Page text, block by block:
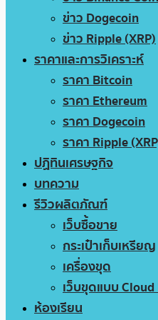
ข่าว Dogecoin
ข่าว Ripple (XRP)
ราคาและการวิเคราะห์
ราคา Bitcoin
ราคา Ethereum
ราคา Dogecoin
ราคา Ripple
ปฏิทินเศรษฐกิจ
บทความ
รีวิวผลิตภัณฑ์
เว็บซื้อขาย
กระเป๋าเก็บเหรียญ
เครื่องขุด
เว็บขุดแบบ
ห้องเรียน